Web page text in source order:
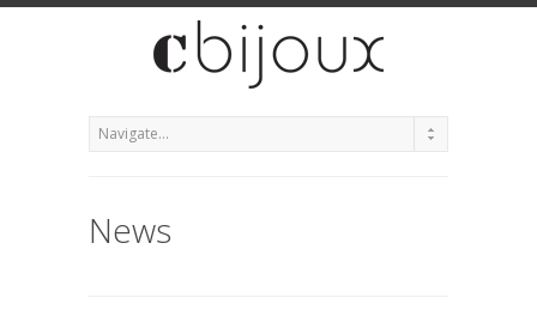
News